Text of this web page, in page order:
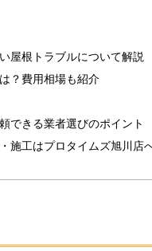
屋根トラブルについて解説
？費用相場も紹介
できる業者選びのポイント
施工はプロタイムズ旭川店